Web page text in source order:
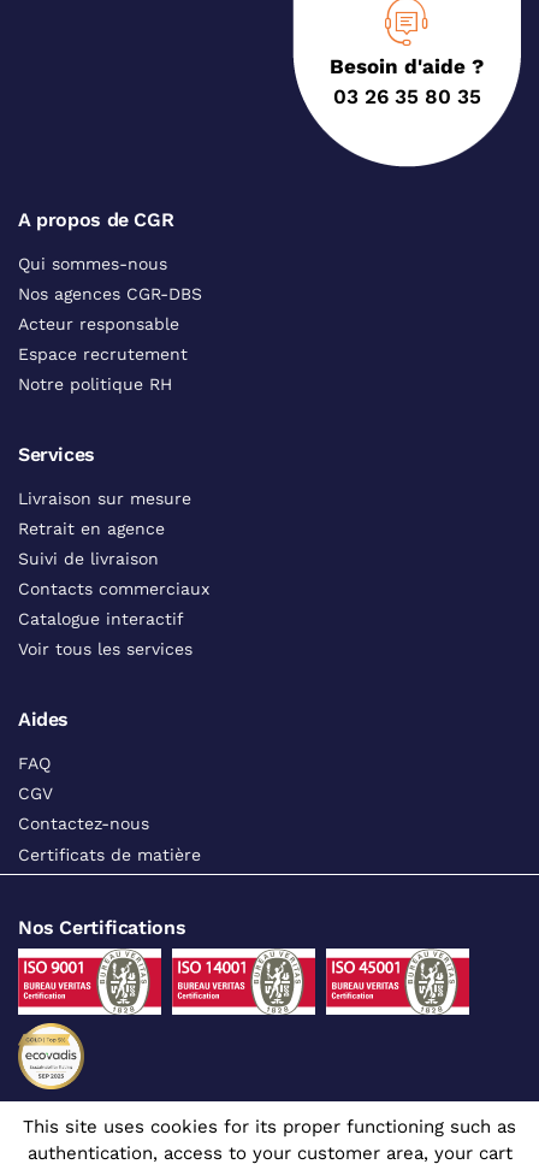
Besoin d'aide ?
03 26 35 80 35
A propos de CGR
Qui sommes-nous
Nos agences CGR-DBS
Acteur responsable
Espace recrutement
Notre politique RH
Services
Livraison sur mesure
Retrait en agence
Suivi de livraison
Contacts commerciaux
Catalogue interactif
Voir tous les services
Aides
FAQ
CGV
Contactez-nous
Certificats de matière
Nos Certifications
Suivez-nous sur les réseaux sociaux
This site uses cookies for its proper functioning such as
authentication, access to your customer area, your cart